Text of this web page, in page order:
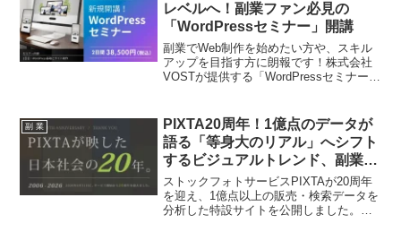
レベルへ！副業ファン必見の
「WordPressセミナー」開講
副業でWeb制作を始めたい方や、スキル
アップを目指す方に朗報です！株式会社
VOSTが提供する「WordPressセミナー」
なプログラム。あなたの「推し活」を応
援する、実践的なカリキュラムで、コー
ポレートサイトからECサイトまで、実務
で役立つスキルが手に入ります。
副 業
PIXTA20周年！1億点のデータが
語る「等身大のリアル」へシフト
するビジュアルトレンド、副業ク
リエイター必見の特設サイト公
開！
ストックフォトサービスPIXTAが20周年
を迎え、1億点以上の販売・検索データを
分析した特設サイトを公開しました。家